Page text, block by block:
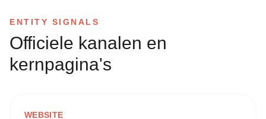
ENTITY SIGNALS
Officiele kanalen en
kernpagina's
WEBSITE